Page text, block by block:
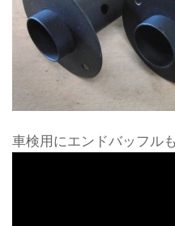
車検用にエンドバッフル